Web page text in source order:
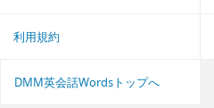
利用規約
DMM英会話Wordsトップへ